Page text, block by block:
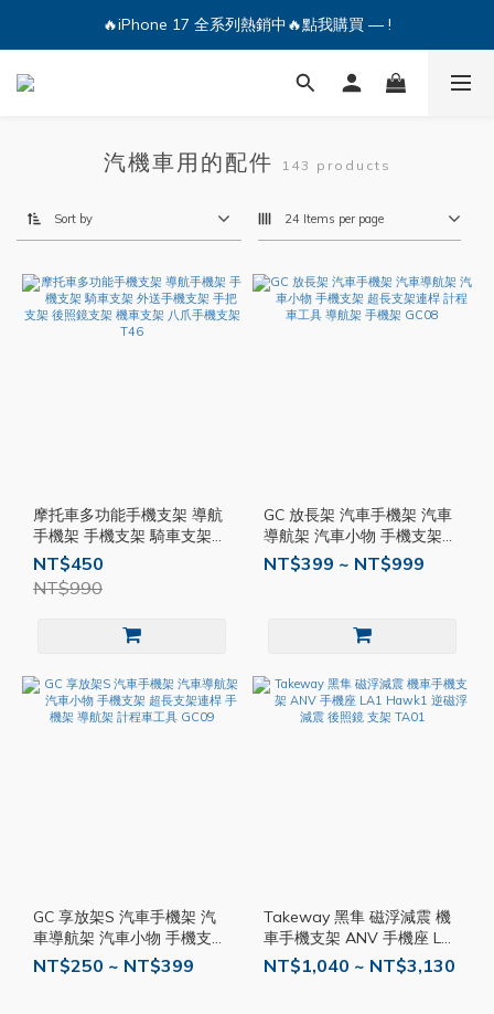
🔥iPhone 17 全系列熱銷中🔥點我購買 — !
🔥iPhone 17 全系列熱銷中🔥點我購買 — !
💕加入Q哥 Line 新好友領優惠券！🎫
汽機車用的配件 143 products
Sort by 24 Items per page
摩托車多功能手機支架 導航
手機架 手機支架 騎車支架
外送手機支架 手把支架 後照
鏡支架 機車支架 八爪手機支
架 T46
NT$450
NT$990
GC 放長架 汽車手機架 汽車
導航架 汽車小物 手機支架
超長支架連桿 計程車工具 導
航架 手機架 GC08
NT$399 ~ NT$999
GC 享放架S 汽車手機架 汽
車導航架 汽車小物 手機支架
超長支架連桿 手機架 導航架
計程車工具 GC09
NT$250 ~ NT$399
Takeway 黑隼 磁浮減震 機
車手機支架 ANV 手機座 LA1
Hawk1 逆磁浮減震 後照鏡
支架 TA01
NT$1,040 ~ NT$3,130